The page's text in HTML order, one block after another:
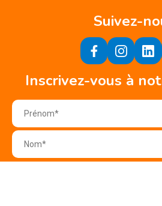
Suivez-
Inscrivez-vous à